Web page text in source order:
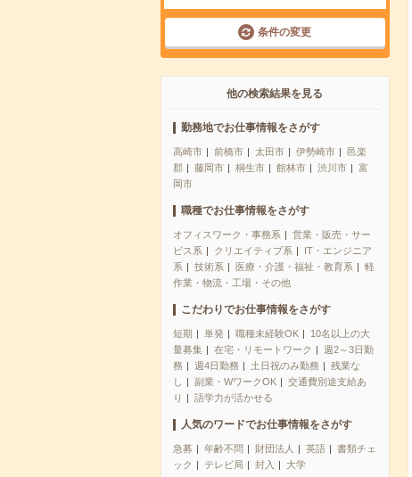
条件の変更
他の検索結果を見る
勤務地でお仕事情報をさがす
高崎市 前橋市 太田市 伊勢崎市
邑楽
郡
藤岡市 桐生市 館林市 渋川市
富
岡市
職種でお仕事情報をさがす
オフィスワーク・事務系
営業・販売・サー
ビス系
クリエイティブ系
IT・エンジニア
系
技術系 医療・介護・福祉・教育系
軽
作業・物流・工場・その他
こだわりでお仕事情報をさがす
短期 単発 職種未経験OK
10名以上の大
量募集
在宅・リモートワーク
週2～3日勤
務
週4日勤務 土日祝のみ勤務
残業な
し
副業・WワークOK
交通費別途支給あ
り
語学力が活かせる
人気のワードでお仕事情報をさがす
急募 年齢不問 財団法人 英語
書類チェ
ック
テレビ局 封入 大学